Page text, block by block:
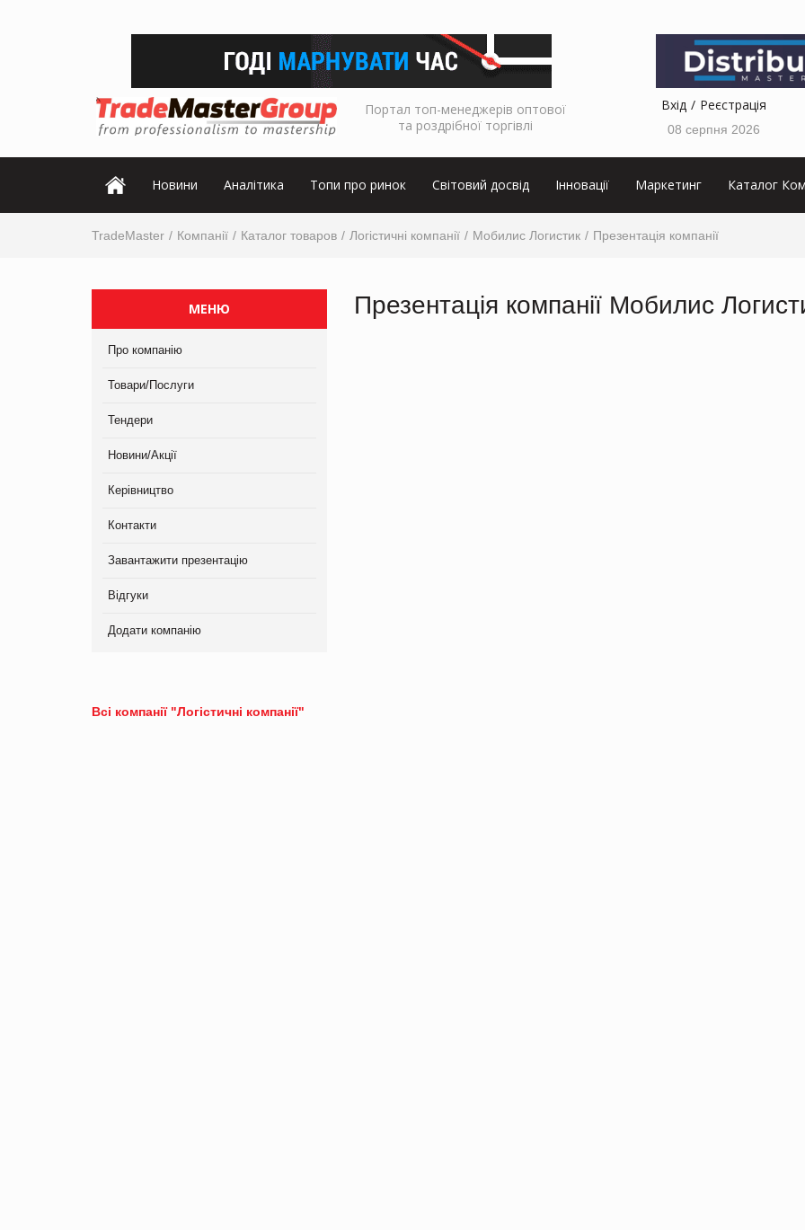
Портал топ-менеджерів оптової
та роздрібної торгівлі
Вхід Реєстрація
08 серпня 2026
Новини Аналітика Топи про ринок Світовий досвід Інновації Маркетинг Каталог
TradeMaster Компанії Каталог товаров Логістичні компанії Мобилис Логистик Презентація компанії
МЕНЮ
Про компанію
Товари/Послуги
Тендери
Новини/Акції
Керівництво
Контакти
Завантажити презентацію
Відгуки
Додати компанію
Презентація компанії Мобилис
Всі компанії "Логістичні компанії"